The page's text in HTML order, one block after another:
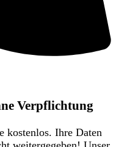
Verpflichtung
kostenlos. Ihre Daten